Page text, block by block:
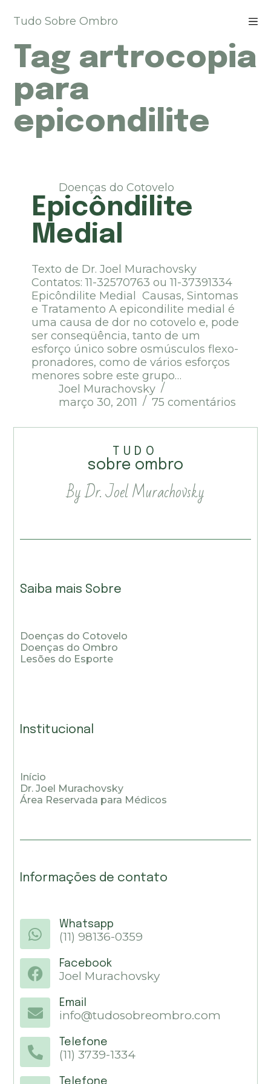
u
a
r
a
o
Tudo Sobre Ombro
Tag artrocopia
para
epicondilite
Doenças do Cotovelo
Epicôndilite
Medial
Texto de Dr. Joel Murachovsky
Contatos: 11-32570763 ou 11-37391334
Epicôndilite Medial Causas, Sintomas
e Tratamento A epicondilite medial é
uma causa de dor no cotovelo e, pode
ser conseqüência, tanto de um
esforço único sobre osmúsculos flexo-
pronadores, como de vários esforços
menores sobre este grupo…
Joel Murachovsky
março 30, 2011
75 comentários
TUDO
sobre ombro
By Dr. Joel Murachovsky
Saiba mais Sobre
Doenças do Cotovelo
Doenças do Ombro
Lesões do Esporte
Institucional
Início
Dr. Joel Murachovsky
Área Reservada para Médicos
Informações de contato
Whatsapp
(11) 98136-0359
Facebook
Joel Murachovsky
Email
info@tudosobreombro.com
Telefone
(11) 3739-1334
Telefone